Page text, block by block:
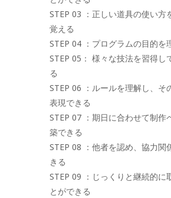
STEP 03 ：正しい道具の使い方
覚える
STEP 04 ：プログラムの目的を
STEP 05： 様々な技法を習得し
る
STEP 06 ：ルールを理解し、そ
表現できる
STEP 07 ：期日に合わせて制作
築できる
STEP 08 ：他者を認め、協力関
きる
STEP 09 ：じっくりと継続的に
とができる